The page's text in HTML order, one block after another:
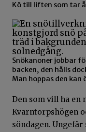
Kö till liften som tar
Snökanoner jobbar
backen, den hålls
Man hoppas den kan
Den som vill ha en
Kvarntorpshögen
söndagen.